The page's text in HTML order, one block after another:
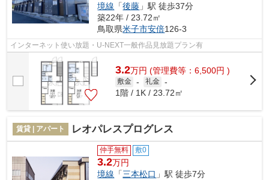
境線 「後藤 」駅 徒歩37分
築22年 / 23.72㎡
鳥取県米子市安倍126-3
インターネット使い放題・U-NEXT一般作品見放題プラン有
3.2万円 (管理費等：6,500円 )
敷金 - 礼金 -
1階 / 1K / 23.72㎡
賃貸 | アパート レオパレスプログレス
仲手無料 敷0
3.2万円
境線 「三本松口 」駅 徒歩7分